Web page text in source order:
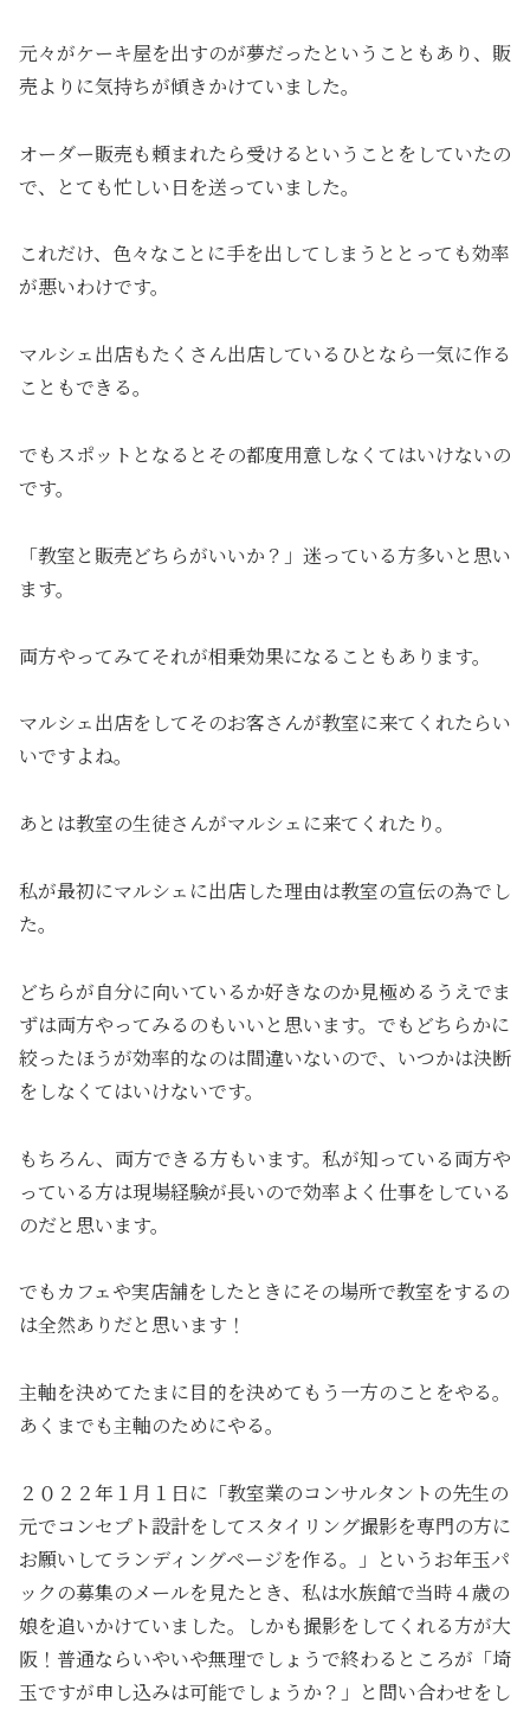
元々がケーキ屋を出すのが夢だったということもあり、販
売よりに気持ちが傾きかけていました。
オーダー販売も頼まれたら受けるということをしていたの
で、とても忙しい日を送っていました。
これだけ、色々なことに手を出してしまうととっても効率
が悪いわけです。
マルシェ出店もたくさん出店しているひとなら一気に作る
こともできる。
でもスポットとなるとその都度用意しなくてはいけないの
です。
「教室と販売どちらがいいか？」迷っている方多いと思い
ます。
両方やってみてそれが相乗効果になることもあります。
マルシェ出店をしてそのお客さんが教室に来てくれたらい
いですよね。
あとは教室の生徒さんがマルシェに来てくれたり。
私が最初にマルシェに出店した理由は教室の宣伝の為でし
た。
どちらが自分に向いているか好きなのか見極めるうえでま
ずは両方やってみるのもいいと思います。でもどちらかに
絞ったほうが効率的なのは間違いないので、いつかは決断
をしなくてはいけないです。
もちろん、両方できる方もいます。私が知っている両方や
っている方は現場経験が長いので効率よく仕事をしている
のだと思います。
でもカフェや実店舗をしたときにその場所で教室をするの
は全然ありだと思います！
主軸を決めてたまに目的を決めてもう一方のことをやる。
あくまでも主軸のためにやる。
２０２２年１月１日に「教室業のコンサルタントの先生の
元でコンセプト設計をしてスタイリング撮影を専門の方に
お願いしてランディングページを作る。」というお年玉パ
ックの募集のメールを見たとき、私は水族館で当時４歳の
娘を追いかけていました。しかも撮影をしてくれる方が大
阪！普通ならいやいや無理でしょうで終わるところが「埼
玉ですが申し込みは可能でしょうか？」と問い合わせをし